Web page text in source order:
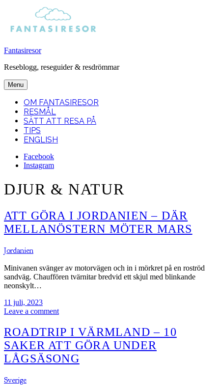
Fantasiresor
Reseblogg, reseguider & resdrömmar
Menu
OM FANTASIRESOR
RESMÅL
SÄTT ATT RESA PÅ
TIPS
ENGLISH
Facebook
Instagram
DJUR & NATUR
ATT GÖRA I JORDANIEN – DÄR
MELLANÖSTERN MÖTER MARS
Jordanien
Minivanen svänger av motorvägen och in i mörkret på en roströd
sandväg. Chauffören tvärnitar bredvid ett skjul med blinkande
neonskylt…
11 juli, 2023
Leave a comment
ROADTRIP I VÄRMLAND – 10
SAKER ATT GÖRA UNDER
LÅGSÄSONG
Sverige